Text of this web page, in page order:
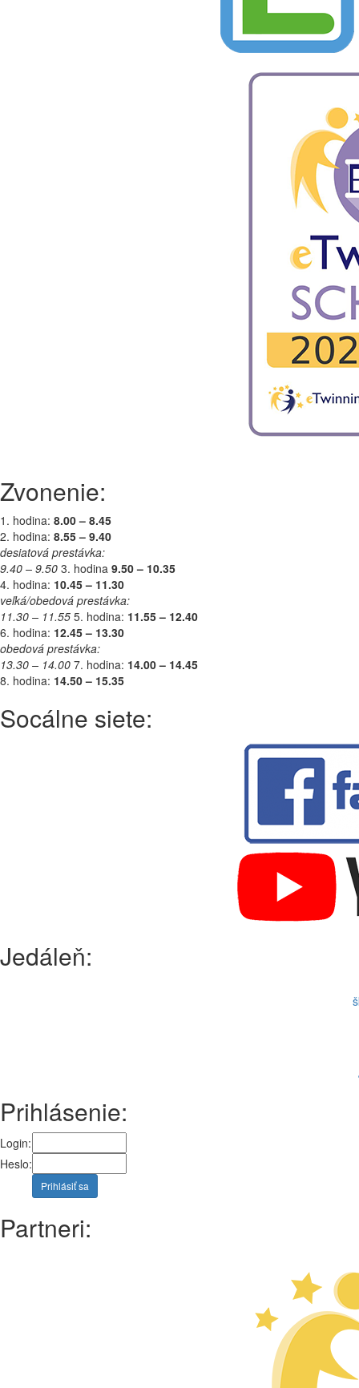
Zvonenie:
1. hodina: 8.00 – 8.45
2. hodina: 8.55 – 9.40
desiatová prestávka:
9.40 – 9.50 3. hodina 9.50 – 10.35
4. hodina: 10.45 – 11.30
veľká/obedová prestávka:
11.30 – 11.55 5. hodina: 11.55 – 12.40
6. hodina: 12.45 – 13.30
obedová prestávka:
13.30 – 14.00 7. hodina: 14.00 – 14.45
8. hodina: 14.50 – 15.35
Socálne siete:
Jedáleň:
Prihlásenie:
Login:
Heslo:
Prihlásiť sa
Partneri: